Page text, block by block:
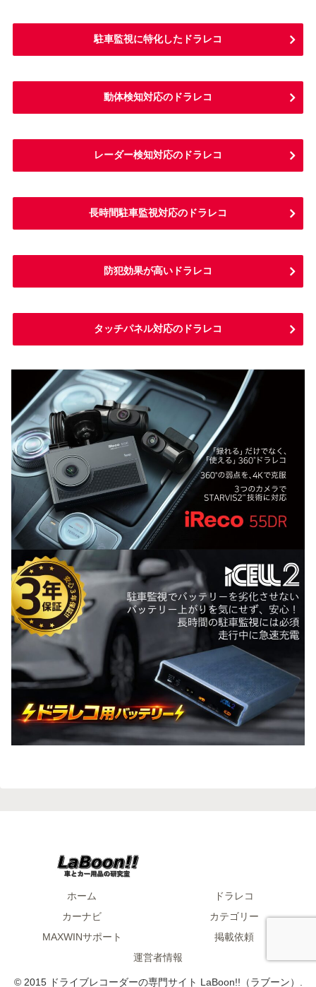
駐車監視に特化したドラレコ
動体検知対応のドラレコ
レーダー検知対応のドラレコ
長時間駐車監視対応のドラレコ
防犯効果が高いドラレコ
タッチパネル対応のドラレコ
ホーム
ドラレコ
カーナビ
カテゴリー
MAXWINサポート
掲載依頼
運営者情報
© 2015 ドライブレコーダーの専門サイト LaBoon!!（ラブーン）.